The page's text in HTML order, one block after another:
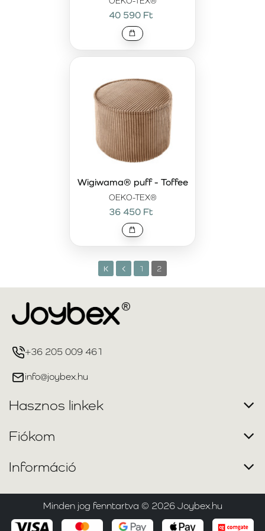
modern dizájnja minden helyiségbe illeszkedik.
Wigiwama Peppermint Green Pouffe – friss és
Wigiwama Peppermint Green Pouffefrissítő zöld
árnyalatban tökéletes kiegészítő azon gyerekek számára,
akik szeretik a lágy és természetes színeket. Ezen a
puffon kényelmesen ülhet, pihenhet vagy
megtámaszthatja a lábát, miközben elegáns és modern
megjelenést kölcsönöz a helyiségnek. Kiváló minőségű
megmunkálásának és puha felületének köszönhetően
minden játék vagy pihenés során elkíséri a gyerekeket.
Wigiwama zsámolyok és puffok – kényelem és
A Wigiwama márka zsámolyait és puffjait a minőség, a
Ideális kiegészítői bármely gyerekszobának, nem csak
kényelmes ülést biztosítanak, hanem modern megjelenést
is. Ezek a többfunkciós darabok vidám és játékos elemet
Fedezze fel zsámolyaink és puffjaink kínálatát, és
gyermeke szobáját.
40 590 Ft
OEKO-TEX®
Wigiwama® puff - Toffee
36 450 Ft
1 2
+36 205 009 461
info@joybex.hu
Hasznos linkek
Fiókom
Információ
Minden jog fenntartva © 2026 Joybex.hu